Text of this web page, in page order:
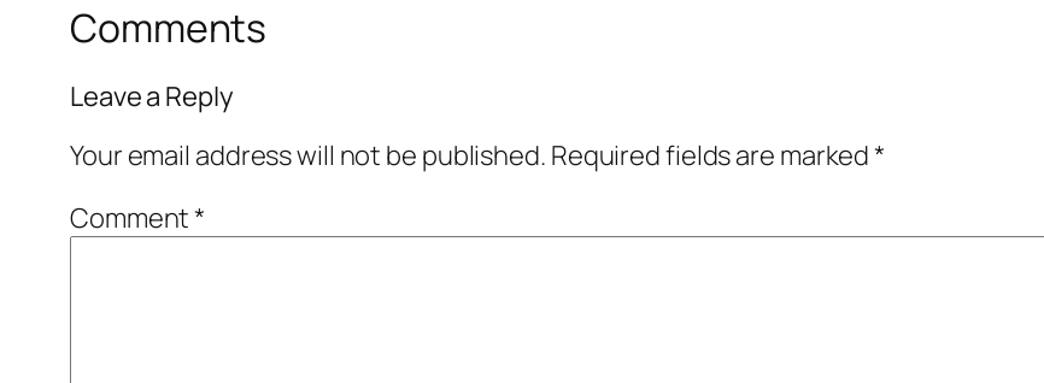
Comments
Leave a Reply
Your email address will not be published. Required fields are marked*
Comment*